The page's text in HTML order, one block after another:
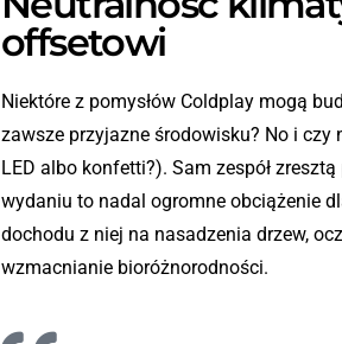
offsetowi
Niektóre z pomysłów Coldplay mogą
zawsze przyjazne środowisku? No i
LED albo konfetti?). Sam zespół
wydaniu to nadal ogromne obciążenie
dochodu z niej na nasadzenia drzew,
wzmacnianie bioróżnorodności.